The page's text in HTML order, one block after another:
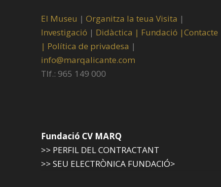
El Museu | Organitza la teua Visita |
Investigació | Didàctica | Fundació |Contacte
| Política de privadesa |
info@marqalicante.com
Tlf.: 965 149 000
Fundació CV MARQ
>> PERFIL DEL CONTRACTANT
>> SEU ELECTRÒNICA FUNDACIÓ>